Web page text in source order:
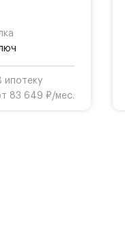
ипотеку
83 649 ₽/мес.